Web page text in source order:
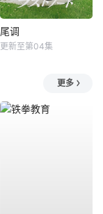
尾调
更新至第04集
更多